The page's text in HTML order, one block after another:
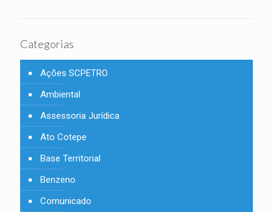
Categorias
Ações SCPETRO
Ambiental
Assessoria Jurídica
Ato Cotepe
Base Territorial
Benzeno
Comunicado